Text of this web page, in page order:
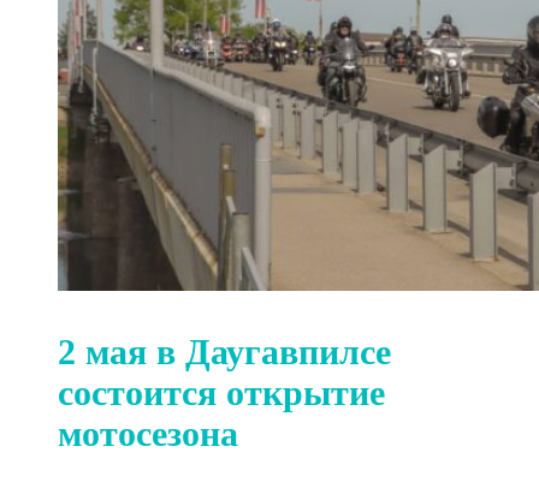
2 мая в Даугавпилсе
состоится открытие
мотосезона